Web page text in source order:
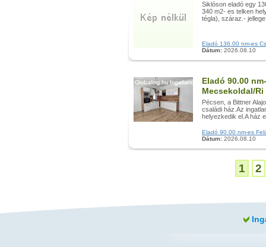
Siklóson eladó egy
340 m2- es telken
tégla), száraz.-
Eladó 136.00 nm-es
Dátum: 2026.08.10
Eladó 90.00
Mecsekoldal/Ri
Pécsen, a Bittner
családi ház.Az
helyezkedik el.A ház
Eladó 90.00 nm-es
Dátum: 2026.08.10
1 2